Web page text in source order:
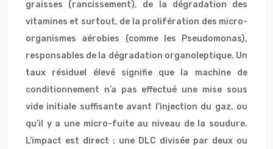
graisses (rancissement), de la dégradation des
vitamines et surtout, de la prolifération des micro-
organismes aérobies (comme les Pseudomonas),
responsables de la dégradation organoleptique. Un
taux résiduel élevé signifie que la machine de
conditionnement n’a pas effectué une mise sous
vide initiale suffisante avant l’injection du gaz, ou
qu’il y a une micro-fuite au niveau de la soudure.
L’impact est direct : une DLC divisée par deux ou